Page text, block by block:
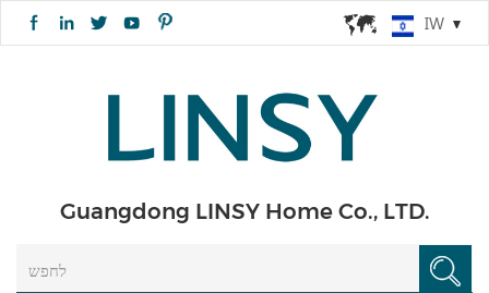
IW
Guangdong LINSY Home Co., LTD.